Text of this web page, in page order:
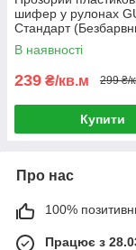
шифер у рулонах
Стандарт
В наявності
239 ₴/кв.м 299 ₴/
Купити
Про нас
100%
Працює з